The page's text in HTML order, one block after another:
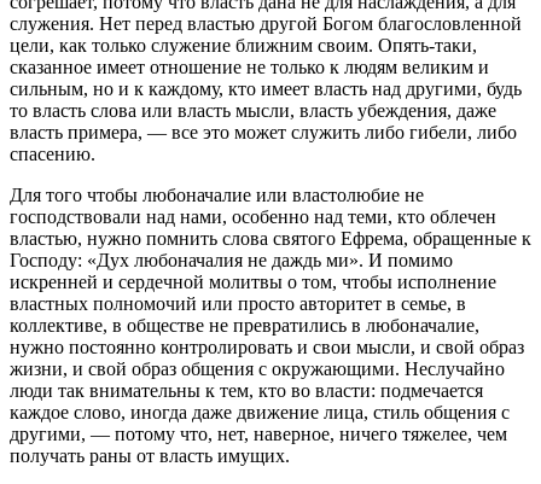
служения. Нет перед властью другой Богом благословленной
цели, как только служение ближним своим. Опять-таки,
сказанное имеет отношение не только к людям великим и
сильным, но и к каждому, кто имеет власть над другими, будь
то власть слова или власть мысли, власть убеждения, даже
власть примера, ― все это может служить либо гибели, либо
спасению.
Для того чтобы любоначалие или властолюбие не
господствовали над нами, особенно над теми, кто облечен
властью, нужно помнить слова святого Ефрема, обращенные к
Господу: «Дух любоначалия не даждь ми». И помимо
искренней и сердечной молитвы о том, чтобы исполнение
властных полномочий или просто авторитет в семье, в
коллективе, в обществе не превратились в любоначалие,
нужно постоянно контролировать и свои мысли, и свой образ
жизни, и свой образ общения с окружающими. Неслучайно
люди так внимательны к тем, кто во власти: подмечается
каждое слово, иногда даже движение лица, стиль общения с
другими, — потому что, нет, наверное, ничего тяжелее, чем
получать раны от власть имущих.